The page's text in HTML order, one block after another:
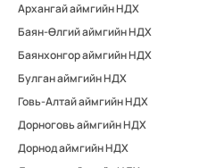
Архангай аймгийн НДХ
Баян-Өлгий аймгийн НДХ
Баянхонгор аймгийн НДХ
Булган аймгийн НДХ
Говь-Алтай аймгийн НДХ
Дорноговь аймгийн НДХ
Дорнод аймгийн НДХ